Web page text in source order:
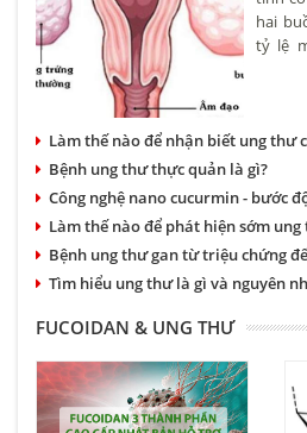
hai
tỷ lệ
phụ
Làm thế nào để nhận biết ung thư
Bệnh ung thư thực quản là gì?
Công nghệ nano cucurmin - bước đột phá trong
Làm thế nào để phát hiện sớm
Bệnh ung thư gan từ triệu chứng
Tìm hiểu ung thư là gì và nguyên
FUCOIDAN & UNG THƯ